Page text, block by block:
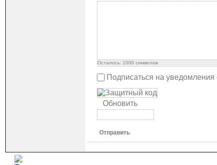
Осталось: 1000 символов
Подписаться на
Обновить
Отправить